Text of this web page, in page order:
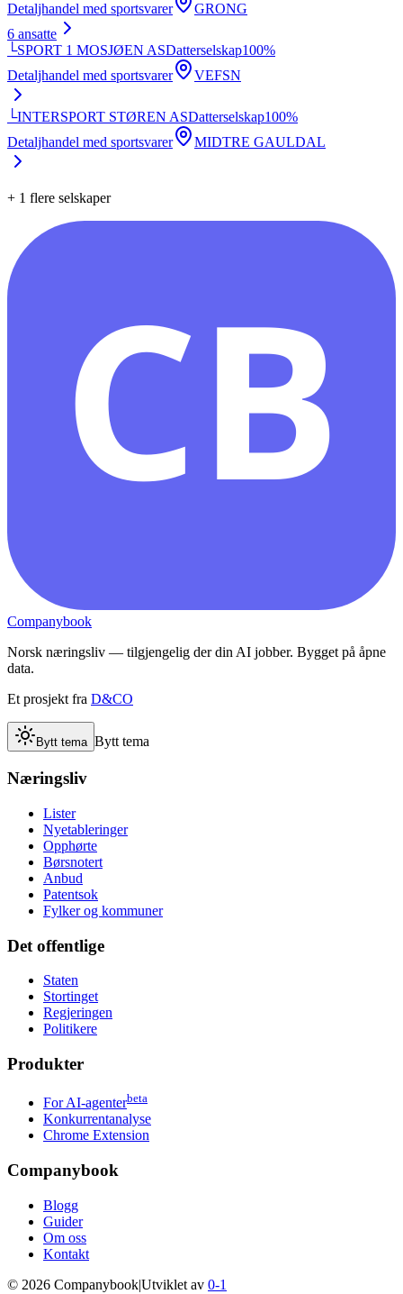
Detaljhandel med sportsvarer
GRONG
6 ansatte
└SPORT 1 MOSJØEN ASDatterselskap100%
Detaljhandel med sportsvarer
VEFSN
└INTERSPORT STØREN ASDatterselskap100%
Detaljhandel med sportsvarer
MIDTRE GAULDAL
+ 1 flere selskaper
CB
Companybook
Norsk næringsliv — tilgjengelig der din AI jobber. Bygget på åpne
data.
Et prosjekt fra D&CO
Bytt tema Bytt tema
Næringsliv
Lister
Nyetableringer
Opphørte
Børsnotert
Anbud
Patentsok
Fylker og kommuner
Det offentlige
Staten
Stortinget
Regjeringen
Politikere
Produkter
For AI-agenterbeta
Konkurrentanalyse
Chrome Extension
Companybook
Blogg
Guider
Om oss
Kontakt
© 2026 Companybook|Utviklet av 0-1